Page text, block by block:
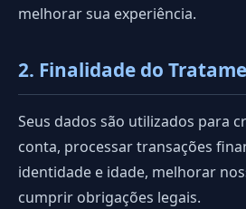
melhorar sua experiência.
2. Finalidade do
Seus dados são utilizados para
conta, processar transações
identidade e idade, melhorar
cumprir obrigações legais.